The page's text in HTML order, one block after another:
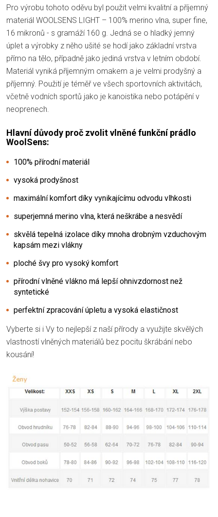
Pro výrobu tohoto oděvu byl použit velmi kvalitní a příjemný
materiál WOOLSENS LIGHT – 100% merino vlna, super fine,
16 mikronů - s gramáží 160 g. Jedná se o hladký jemný
úplet a výrobky z něho ušité se hodí jako základní vrstva
přímo na tělo, případně jako jediná vrstva v letním období.
Materiál vyniká příjemným omakem a je velmi prodyšný a
příjemný. Použití je téměř ve všech sportovních aktivitách,
včetně vodních sportů jako je kanoistika nebo potápění v
neoprenech.
Hlavní důvody proč zvolit vlněné funkční prádlo
WoolSens:
100% přírodní materiál
vysoká prodyšnost
maximální komfort díky vynikajícímu odvodu vlhkosti
superjemná merino vlna, která neškrábe a nesvědí
skvělá tepelná izolace díky mnoha drobným vzduchovým
kapsám mezi vlákny
ploché švy pro vysoký komfort
přírodní vlněné vlákno má lepší ohnivzdornost než
syntetické
perfektní zpracování úpletu a vysoká elastičnost
Vyberte si i Vy to nejlepší z naší přírody a využijte skvělých
vlastností vlněných materiálů bez pocitu škrábání nebo
kousání!